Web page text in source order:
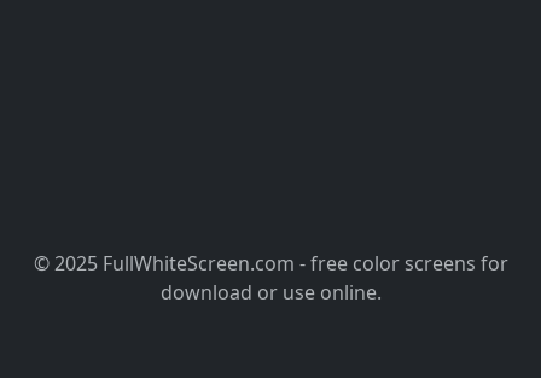
© 2025 FullWhiteScreen.com - free color screens for
download or use online.